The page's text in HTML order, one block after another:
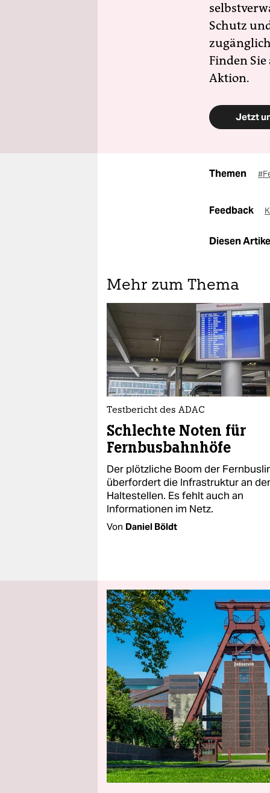
Schutz
Finden
Aktion.
Jetzt
Themen
Feedback
Diesen
Mehr zum Thema
Testbericht des ADAC
Schlechte Noten für
Fernbusbahnhöfe
Der plötzliche Boom der
überfordert die Infrastruktur an
Haltestellen. Es fehlt auch an
Informationen im Netz.
Von Daniel Böldt